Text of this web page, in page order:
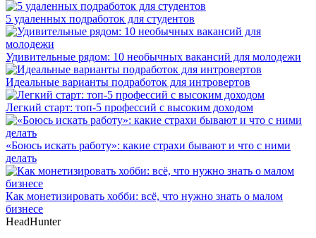
5 удаленных подработок для студентов
Удивительные рядом: 10 необычных вакансий для молодежи
Идеальные варианты подработок для интровертов
Легкий старт: топ-5 профессий с высоким доходом
«Боюсь искать работу»: какие страхи бывают и что с ними
делать
Как монетизировать хобби: всё, что нужно знать о малом
бизнесе
HeadHunter